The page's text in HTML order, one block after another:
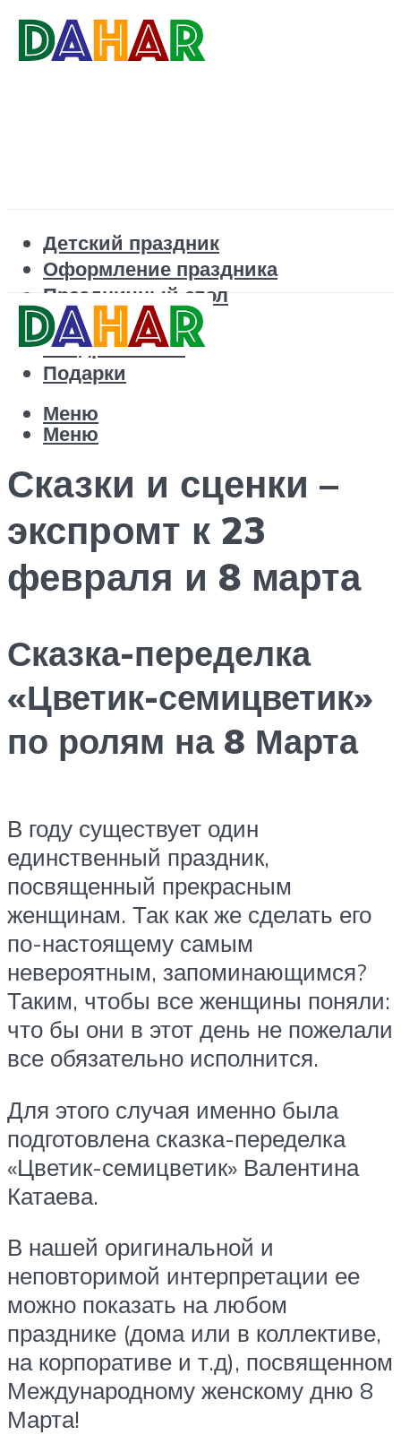
Детский праздник
Оформление праздника
Праздничный стол
Корпоратив
Поздравления
Подарки
Меню
Меню
Сказки и сценки –
экспромт к 23
февраля и 8 марта
Сказка-переделка
«Цветик-семицветик»
по ролям на 8 Марта
В году существует один
единственный праздник,
посвященный прекрасным
женщинам. Так как же сделать его
по-настоящему самым
невероятным, запоминающимся?
Таким, чтобы все женщины поняли:
что бы они в этот день не пожелали
все обязательно исполнится.
Для этого случая именно была
подготовлена сказка-переделка
«Цветик-семицветик» Валентина
Катаева.
В нашей оригинальной и
неповторимой интерпретации ее
можно показать на любом
празднике (дома или в коллективе,
на корпоративе и т.д), посвященном
Международному женскому дню 8
Марта!